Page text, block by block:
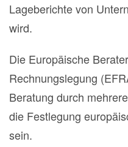
Lageberichte von
wird.
Die Europäische
Rechnungslegung
Beratung durch
die Festlegung
sein.